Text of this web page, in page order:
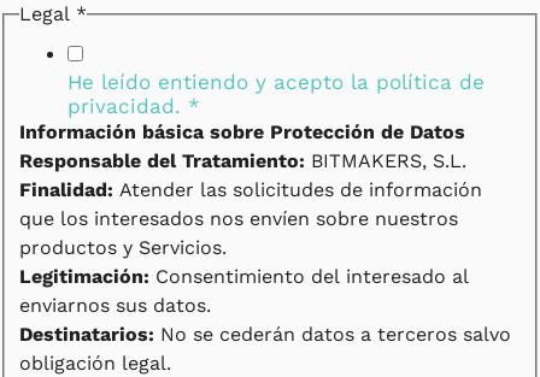
Mensaje
Correo
Departamento
Legal *
He leído entiendo y acepto la política de
privacidad. *
Información básica sobre Protección de Datos
Responsable del Tratamiento: BITMAKERS, S.L.
Finalidad: Atender las solicitudes de información
que los interesados nos envíen sobre nuestros
productos y Servicios.
Legitimación: Consentimiento del interesado al
enviarnos sus datos.
Destinatarios: No se cederán datos a terceros salvo
obligación legal.